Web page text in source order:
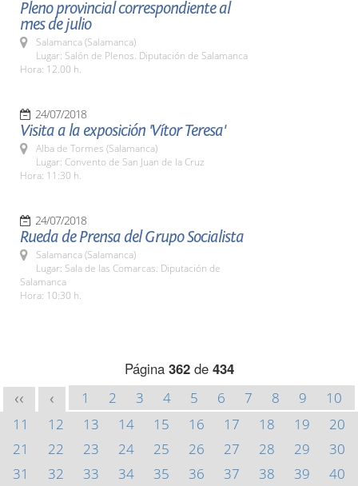
Pleno provincial correspondiente al
mes de julio
Salamanca (Salamanca)
Lugar: Salón de Plenos. Diputación de Salamanca
Hora: 12.00 h.
24/07/2018
Visita a la exposición 'Vítor Teresa'
Alba de Tormes (Salamanca)
Lugar: Convento de San Juan de la Cruz
Hora: 11:30 h.
24/07/2018
Rueda de Prensa del Grupo Socialista
Salamanca (Salamanca)
Lugar: Sala de las Comarcas. Diputación de
Salamanca
Hora: 10:30 h.
Página 362de 434
<< < 1 2 3 4 5 6 7 8 9
10
11
12 13 14 15 16 17 18 19
20
21
22 23 24 25 26 27 28 29
30
31
32 33 34 35 36 37 38 39
40